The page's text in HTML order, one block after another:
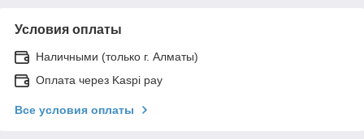
Условия оплаты
Наличными (только г. Алматы)
Оплата через Kaspi pay
Все условия оплаты